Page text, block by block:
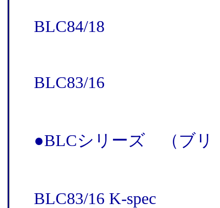
BLC84/18
BLC83/16
●BLCシリーズ （ブ
BLC83/16 K-spec